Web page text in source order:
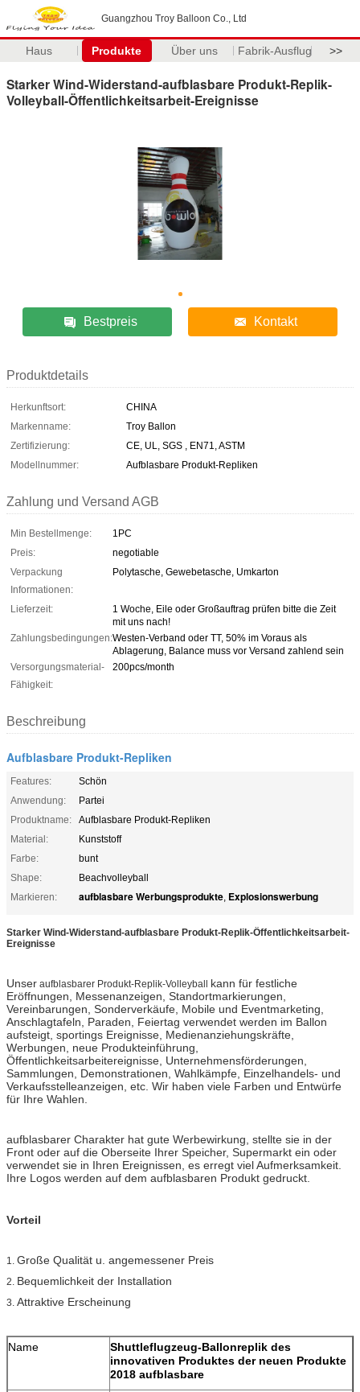
Guangzhou Troy Balloon Co., Ltd
Haus Produkte Über uns Fabrik-Ausflug >>
Starker Wind-Widerstand-aufblasbare Produkt-Replik-
Volleyball-Öffentlichkeitsarbeit-Ereignisse
Bestpreis Kontakt
Produktdetails
Herkunftsort:
CHINA
Markenname:
Troy Ballon
Zertifizierung:
CE, UL, SGS , EN71, ASTM
Modellnummer:
Aufblasbare Produkt-Repliken
Zahlung und Versand AGB
Min Bestellmenge:
1PC
Preis:
negotiable
Verpackung
Informationen:
Polytasche, Gewebetasche, Umkarton
Lieferzeit:
1 Woche, Eile oder Großauftrag prüfen bitte die Zeit
mit uns nach!
Zahlungsbedingungen:Westen-Verband oder TT, 50% im Voraus als
Ablagerung, Balance muss vor Versand zahlend sein
Versorgungsmaterial-
Fähigkeit:
200pcs/month
Beschreibung
Aufblasbare Produkt-Repliken
Features:
Schön
Anwendung:
Partei
Produktname:
Aufblasbare Produkt-Repliken
Material:
Kunststoff
Farbe:
bunt
Shape:
Beachvolleyball
Markieren:
aufblasbare Werbungsprodukte, Explosionswerbung
Starker Wind-Widerstand-aufblasbare Produkt-Replik-Öffentlichkeitsarbeit-
Ereignisse
Unser aufblasbarer Produkt-Replik-Volleyball kann für festliche
Eröffnungen, Messenanzeigen, Standortmarkierungen,
Vereinbarungen, Sonderverkäufe, Mobile und Eventmarketing,
Anschlagtafeln, Paraden, Feiertag verwendet werden im Ballon
aufsteigt, sportings Ereignisse, Medienanziehungskräfte,
Werbungen, neue Produkteinführung,
Öffentlichkeitsarbeitereignisse, Unternehmensförderungen,
Sammlungen, Demonstrationen, Wahlkämpfe, Einzelhandels- und
Verkaufsstelleanzeigen, etc. Wir haben viele Farben und Entwürfe
für Ihre Wahlen.
aufblasbarer Charakter hat gute Werbewirkung, stellte sie in der
Front oder auf die Oberseite Ihrer Speicher, Supermarkt ein oder
verwendet sie in Ihren Ereignissen, es erregt viel Aufmerksamkeit.
Ihre Logos werden auf dem aufblasbaren Produkt gedruckt.
Vorteil
1. Große Qualität u. angemessener Preis
2. Bequemlichkeit der Installation
3. Attraktive Erscheinung
Name
Shuttleflugzeug-Ballonreplik des
innovativen Produktes der neuen Produkte
2018 aufblasbare